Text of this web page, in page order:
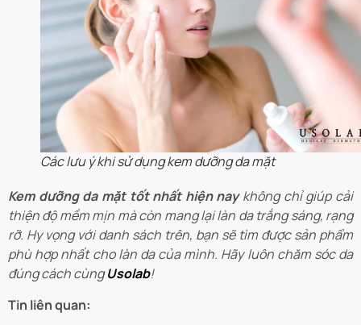
Các lưu ý khi sử dụng kem dưỡng da mặt
Kem dưỡng da mặt tốt nhất hiện naykhông chỉ giúp cải
thiện độ mềm mịn mà còn mang lại làn da trắng sáng, rạng
rỡ. Hy vọng với danh sách trên, bạn sẽ tìm được sản phẩm
phù hợp nhất cho làn da của mình. Hãy luôn chăm sóc da
đúng cách cùngUsolab!
Tin liên quan: